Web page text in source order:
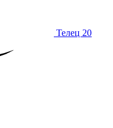
Телец 20